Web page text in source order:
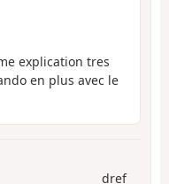
explication tres
en plus avec le
dref